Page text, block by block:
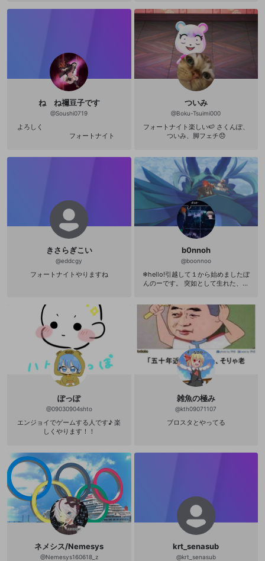
ね ね禰󠄀豆子です
@Soushi0719
よろしく
フォートナイト
ついみ
@Boku-Tsuimi000
フォートナイト楽しい🍉 さくんぽ、
ついみ、脚フェチ😞
きさらぎこい
@eddcgy
フォートナイトやりますね
b0nnoh
@boonnoo
❄hello!引越して１から始めましたぼ
んのーです。 突如として生れた、只
com/user/104181067 ※諸事情でSNS
連携は控えてます。 ◎プレイ中=*原
神 *Fortnite 音楽も配信予定で
ぽっぽ
@09030904shto
エンジョイでゲームする人です♪ 楽
しくやります！！
雑魚の極み
@kth09071107
ブロスタとやってる
ネメシス/Nemesys
@Nemesys160618_z
krt_senasub
@krt_senasub